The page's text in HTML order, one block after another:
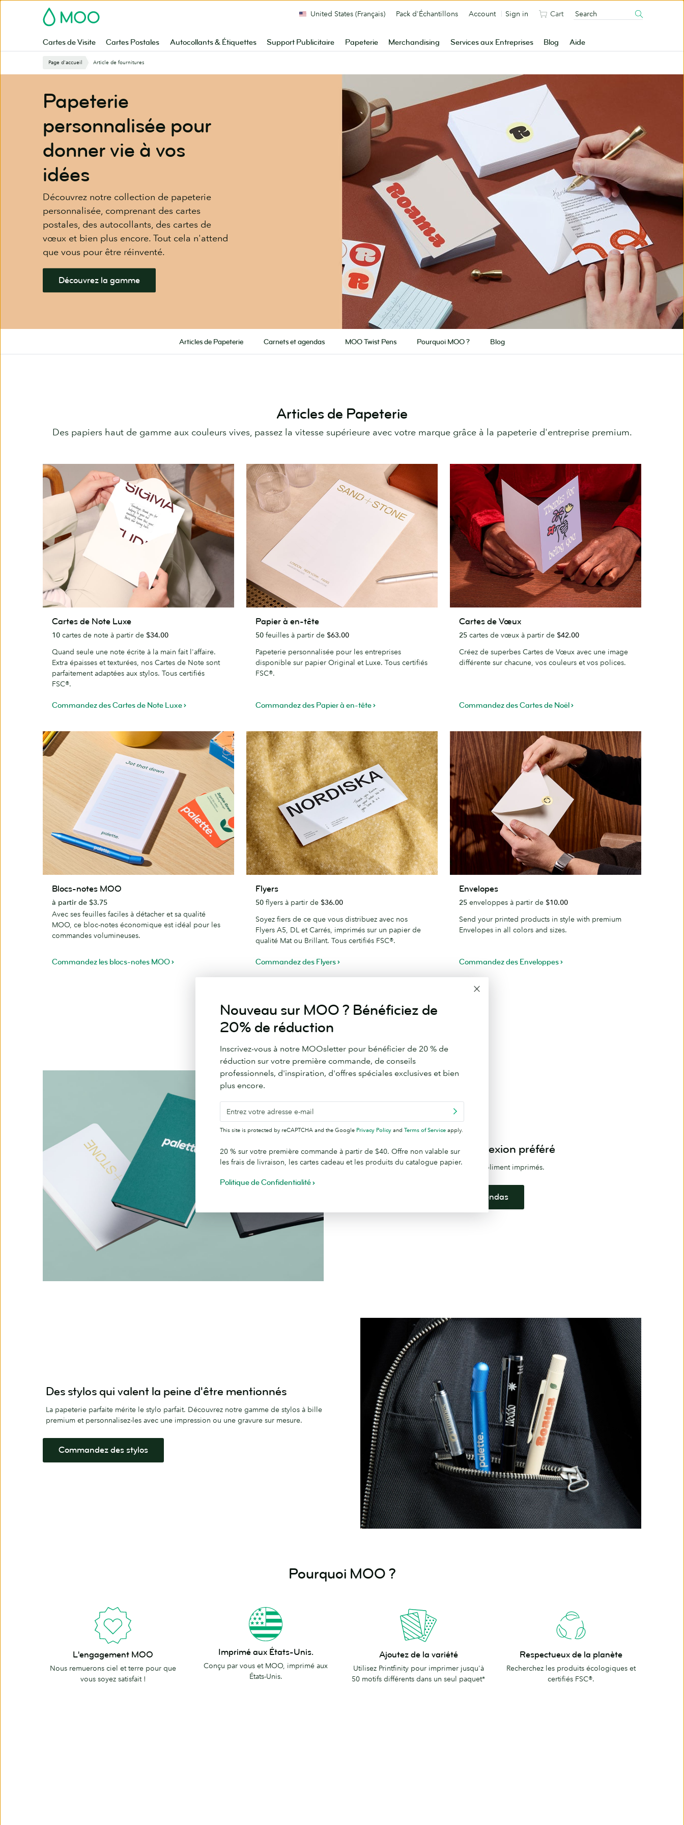
MOO
Cartes de Visite Cartes Postales Autocollants & Étiquettes Support Publicitaire Papeterie Merchandising Services aux Entreprises Blog Aide
United States (Français) Pack d'Échantillons Account Sign in Cart
Page d'accueil Article de fournitures
Papeterie
personnalisée pour
donner vie à vos
idées
Découvrez notre collection de papeterie
personnalisée, comprenant des cartes
postales, des autocollants, des cartes de
vœux et bien plus encore. Tout cela n'attend
que vous pour être réinventé.
Découvrez la gamme
Articles de Papeterie Carnets et agendas MOO Twist Pens Pourquoi MOO ? Blog
Articles de Papeterie
Des papiers haut de gamme aux couleurs vives, passez la vitesse supérieure avec votre marque grâce à la papeterie d'entreprise premium.
Note
Luxe
Cartes de Note Luxe
10 cartes de note à partir de $34.00
Quand seule une note écrite à la main fait l'affaire.
Extra épaisses et texturées, nos Cartes de Note sont
parfaitement adaptées aux stylos. Tous certifiés
FSC®.
Commandez des Cartes de Note Luxe
en-
tête
Papier à en-tête
50 feuilles à partir de $63.00
Papeterie personnalisée pour les entreprises
disponible sur papier Original et Luxe. Tous certifiés
FSC®.
Commandez des Papier à en-tête
Vœux
Cartes de Vœux
25 cartes de vœux à partir de $42.00
Créez de superbes Cartes de Vœux avec une image
différente sur chacune, vos couleurs et vos polices.
Commandez des Cartes de Noël
notes
MOO
Blocs-notes MOO
à partir de $3.75
Avec ses feuilles faciles à détacher et sa qualité
MOO, ce bloc-notes économique est idéal pour les
commandes volumineuses.
Commandez les blocs-notes MOO
Flyers
50 flyers à partir de $36.00
Soyez fiers de ce que vous distribuez avec nos
Flyers A5, DL et Carrés, imprimés sur un papier de
qualité Mat ou Brillant. Tous certifiés FSC®.
Commandez des Flyers
Envelopes
25 enveloppes à partir de $10.00
Send your printed products in style with premium
Envelopes in all colors and sizes.
Commandez des Enveloppes
Pour votre bureau
Votre nouvel espace de réflexion préféré
Cahiers légers, au design bien pensé et joliment imprimés.
Commandez des Carnets et agendas
Des stylos qui valent la peine d'être mentionnés
La papeterie parfaite mérite le stylo parfait. Découvrez notre gamme de stylos à bille
premium et personnalisez-les avec une impression ou une gravure sur mesure.
Commandez des stylos
Pourquoi MOO ?
L'engagementL'engagement MOO
Nous remuerons ciel et terre pour que
vous soyez satisfait !
Imprimé
États-
Imprimé aux États-Unis.
Conçu par vous et MOO, imprimé aux
États-Unis.
la
Ajoutez de la variété
Utilisez Printfinity pour imprimer jusqu'à
50 motifs différents dans un seul paquet*
Respectueux
Respectueux de la planète
Recherchez les produits écologiques et
certifiés FSC®.
Nouveau sur MOO ? Bénéficiez de
20% de réduction
Inscrivez-vous à notre MOOsletter pour bénéficier de 20 % de
réduction sur votre première commande, de conseils
professionnels, d'inspiration, d'offres spéciales exclusives et bien
plus encore.
This site is protected by reCAPTCHA and the Google Privacy Policy and Terms of Service apply.
20 % sur votre première commande à partir de $40. Offre non valable sur
les frais de livraison, les cartes cadeau et les produits du catalogue papier.
Politique de Confidentialité